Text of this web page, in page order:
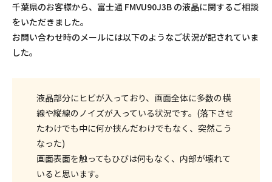
千葉県のお客様から、富士通 FMVU90J3B の液晶に関するご相談
をいただきました。
お問い合わせ時のメールには以下のようなご状況が記されていま
した。
液晶部分にヒビが入っており、画面全体に多数の横
線や縦線のノイズが入っている状況です。(落下させ
たわけでも中に何か挟んだわけでもなく、突然こう
なった)
画面表面を触ってもひびは何もなく、内部が壊れて
いると思います。